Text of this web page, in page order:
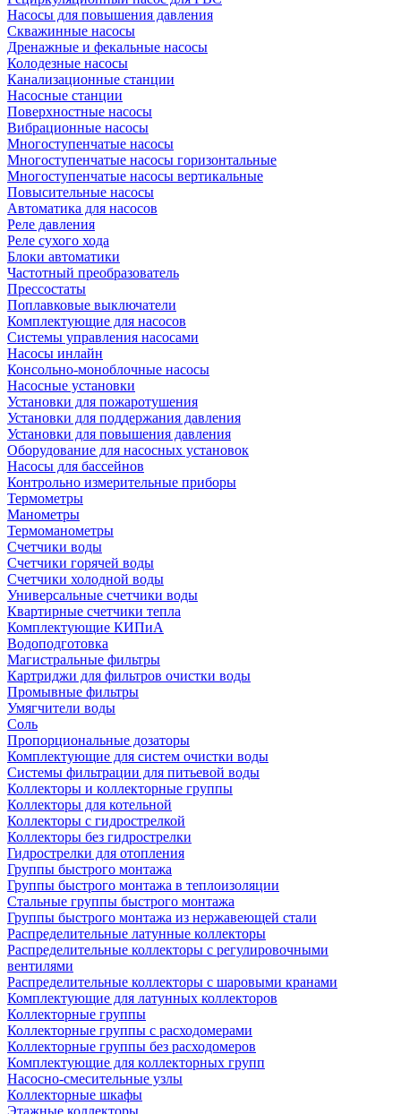
Насосы для повышения давления
Скважинные насосы
Дренажные и фекальные насосы
Колодезные насосы
Канализационные станции
Насосные станции
Поверхностные насосы
Вибрационные насосы
Многоступенчатые насосы
Многоступенчатые насосы горизонтальные
Многоступенчатые насосы вертикальные
Повысительные насосы
Автоматика для насосов
Реле давления
Реле сухого хода
Блоки автоматики
Частотный преобразователь
Прессостаты
Поплавковые выключатели
Комплектующие для насосов
Системы управления насосами
Насосы инлайн
Консольно-моноблочные насосы
Насосные установки
Установки для пожаротушения
Установки для поддержания давления
Установки для повышения давления
Оборудование для насосных установок
Насосы для бассейнов
Контрольно измерительные приборы
Термометры
Манометры
Термоманометры
Счетчики воды
Счетчики горячей воды
Счетчики холодной воды
Универсальные счетчики воды
Квартирные счетчики тепла
Комплектующие КИПиА
Водоподготовка
Магистральные фильтры
Картриджи для фильтров очистки воды
Промывные фильтры
Умягчители воды
Соль
Пропорциональные дозаторы
Комплектующие для систем очистки воды
Системы фильтрации для питьевой воды
Коллекторы и коллекторные группы
Коллекторы для котельной
Коллекторы с гидрострелкой
Коллекторы без гидрострелки
Гидрострелки для отопления
Группы быстрого монтажа
Группы быстрого монтажа в теплоизоляции
Стальные группы быстрого монтажа
Группы быстрого монтажа из нержавеющей стали
Распределительные латунные коллекторы
Распределительные коллекторы с регулировочными
вентилями
Распределительные коллекторы с шаровыми кранами
Комплектующие для латунных коллекторов
Коллекторные группы
Коллекторные группы с расходомерами
Коллекторные группы без расходомеров
Комплектующие для коллекторных групп
Насосно-смесительные узлы
Коллекторные шкафы
Этажные коллекторы